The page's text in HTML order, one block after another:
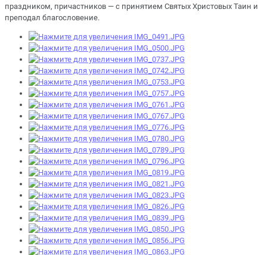
праздником, причастников — с принятием Святых Христовых Таин и
преподал благословение.